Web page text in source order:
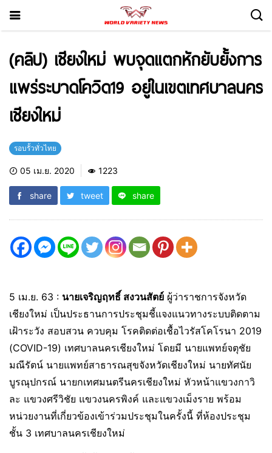
(คลิป) เชียงใหม่ พบจุดแตกหักยับยั้งการ
แพร่ระบาดโควิด19 อยู่ในเขตเทศบาลนคร
เชียงใหม่
รอบรั้วทั่วไทย
05 เม.ย. 2020 1223
share tweet share
5 เม.ย. 63 : นายเจริญฤทธิ์ สงวนสัตย์ ผู้ว่าราชการจังหวัด
เชียงใหม่ เป็นประธานการประชุมชี้แจงแนวทางระบบติดตาม
เฝ้าระวัง สอบสวน ควบคุม โรคติดต่อเชื้อไวรัสโคโรนา 2019
(COVID-19) เทศบาลนครเชียงใหม่ โดยมี นายแพทย์จตุชัย
มณีรัตน์ นายแพทย์สาธารณสุขจังหวัดเชียงใหม่ นายทัศนัย
บูรณุปกรณ์ นายกเทศมนตรีนครเชียงใหม่ หัวหน้าแขวงกาวิ
ละ แขวงศรีวิชัย แขวงนครพิงค์ และแขวงเม็งราย พร้อม
หน่วยงานที่เกี่ยวข้องเข้าร่วมประชุมในครั้งนี้ ที่ห้องประชุม
ชั้น 3 เทศบาลนครเชียงใหม่